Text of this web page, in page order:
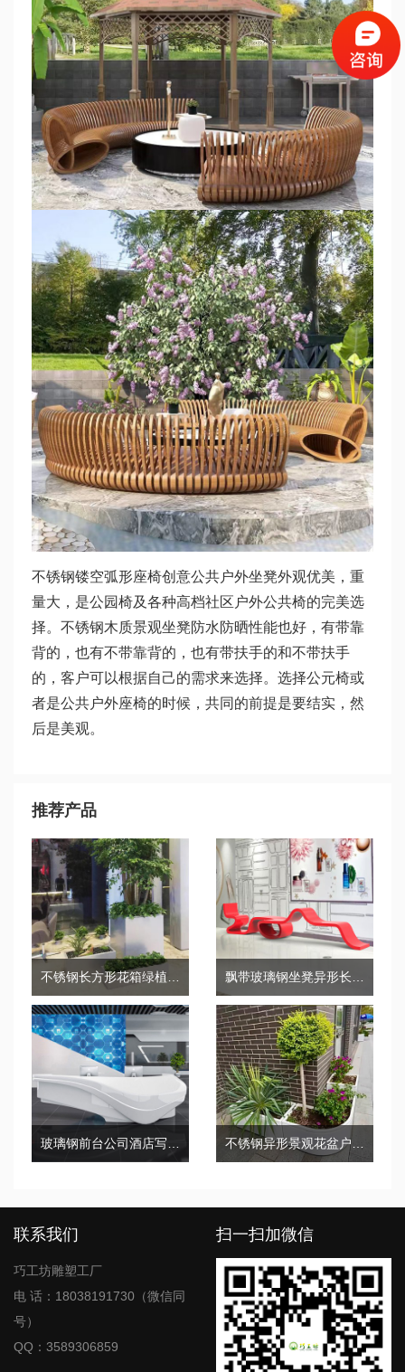
不锈钢镂空弧形座椅创意公共户外坐凳外观优美，重
量大，是公园椅及各种高档社区户外公共椅的完美选
择。不锈钢木质景观坐凳防水防晒性能也好，有带靠
背的，也有不带靠背的，也有带扶手的和不带扶手
的，客户可以根据自己的需求来选择。选择公元椅或
者是公共户外座椅的时候，共同的前提是要结实，然
后是美观。
推荐产品
不锈钢长方形花箱绿植景观花盆 飘带玻璃钢坐凳异形长条创意景观座椅
玻璃钢前台公司酒店写字楼异形服务台 不锈钢异形景观花盆户外创意艺术花箱
联系我们
巧工坊雕塑工厂
电 话：18038191730（微信同
号）
QQ：3589306859
扫一扫加微信